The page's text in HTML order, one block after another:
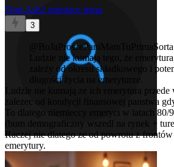
Tom.Ash2 miesiące temu
3
@BoJaProszePaniMamTuPrimaSorta
Ludzie nie kumają tego, że
zależy od okresu składkowego i
długości życia na emeryturze.
Ludzie nie kumają ze ich emerytura przede
zalezec od kondycji finansowej panstwa
To dlatego niemieccy emeryci w latach
(bum demograficzny wszedl na rynek +
Raczej nie dlatego ze od powrotu z
emerytury.